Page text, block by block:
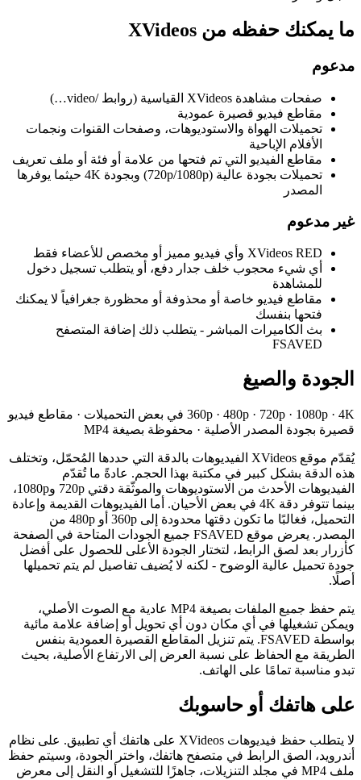
ما يمكنك حفظه من XVideos
مدعوم
صفحات مشاهدة XVideos القياسية (روابط /video…)
مقاطع فيديو قصيرة عمودية
تحميلات الهواة والاستوديوهات، وصفحات القنوات ونجمات
الأفلام الإباحية
مقاطع الفيديو التي تم فتحها من علامة أو فئة أو ملف تعريف
تحميلات بجودة عالية (720p/1080p) وبجودة 4K حيثما يوفرها
المصدر
غير مدعوم
XVideos RED وأي فيديو مميز أو مخصص للأعضاء فقط
أي شيء محجوب خلف جدار دفع، أو يتطلب تسجيل دخول
للمشاهدة
مقاطع فيديو خاصة أو محذوفة أو محظورة جغرافياً لا يمكنك
فتحها بنفسك
بث الكاميرات المباشر - يتطلب ذلك إضافة المتصفح
FSAVED
الجودة والصيغ
360p · 480p · 720p · 1080p · 4K في بعض التحميلات · مقاطع فيديو
قصيرة بجودة المصدر الأصلية · محفوظة بصيغة MP4
يُقدّم موقع XVideos الفيديوهات بالدقة التي حددها المُحمّل، وتختلف
هذه الدقة بشكل كبير في مكتبة بهذا الحجم. عادةً ما تُقدّم
الفيديوهات الأحدث من الاستوديوهات والموثّقة دقتي 720p و1080p،
بينما تتوفر دقة 4K في بعض الأحيان. أما الفيديوهات القديمة وإعادة
التحميل، فغالبًا ما تكون دقتها محدودة إلى 360p أو 480p من
المصدر. يعرض موقع FSAVED جميع الجودات المتاحة في الصفحة
كأزرار بعد لصق الرابط، لتختار الجودة الأعلى للحصول على أفضل
جودة تحميل عالية الوضوح - لكنه لا يُضيف تفاصيل لم يتم تحميلها
أصلًا.
يتم حفظ جميع الملفات بصيغة MP4 عادية مع الصوت الأصلي،
ويمكن تشغيلها في أي مكان دون أي تحويل أو إضافة علامة مائية
بواسطة FSAVED. يتم تنزيل المقاطع القصيرة العمودية بنفس
الطريقة مع الحفاظ على نسبة العرض إلى الارتفاع الأصلية، بحيث
تبدو مناسبة تمامًا على الهاتف.
على هاتفك أو حاسوبك
لا يتطلب حفظ فيديوهات XVideos على هاتفك أي تطبيق. على نظام
أندرويد، الصق الرابط في متصفح هاتفك، واختر الجودة، وسيتم حفظ
ملف MP4 في مجلد التنزيلات، جاهزًا للتشغيل أو النقل إلى معرض